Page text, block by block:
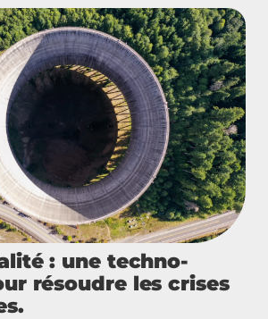
: une techno-
résoudre les crises